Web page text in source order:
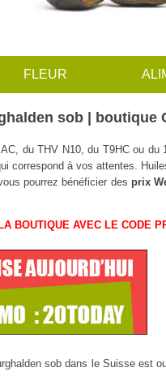
FLEUR
sob | boutique
du THV N10, du T9HC ou du
correspond à vos attentes.
pourrez bénéficier des prix
BOUTIQUE AVEC LE CODE
sob dans le Suisse est